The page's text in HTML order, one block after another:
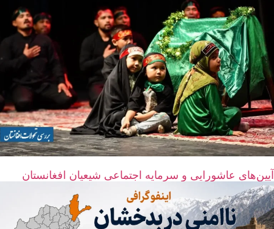
آیین‌های عاشورایی و سرمایه اجتماعی شیعیان افغانستان